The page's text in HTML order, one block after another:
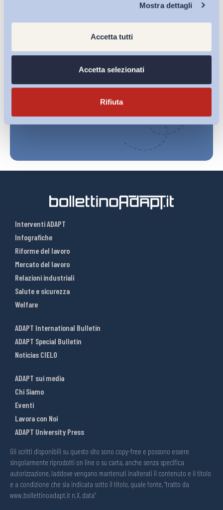
Mostra dettagli
Accetta tutti
Accetta selezionati
Rifiuta
Ho letto e Accetto il trattamento dei dati personali descritti
Interventi ADAPT
Infografiche
Riforme del lavoro
Mercato del lavoro
Relazioni industriali
Salute e sicurezza
Welfare
ADAPT International Bulletin
ADAPT Special Bulletin
Noticias CIELO
ADAPT sui media
Chi Siamo
Eventi
Lavora con Noi
ADAPT University Press
Gli scritti disponibili su questo sito sono copy-free e possono essere
singolarmente riprodotti on line o su carta, anche senza specifica
autorizzazione, laddove vengano mantenuti inalterati il contenuto e il titolo
e a condizione che sia indicata sotto il titolo, quale fonte, “tratto da
www.bollettinoadapt.it n.X, data“